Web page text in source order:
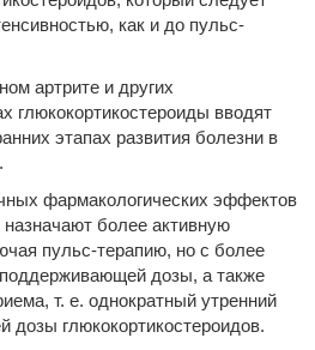
как и до пульс-
артрите и других
глюкокортикостероиды вводят
этапах развития болезни в
фармакологических эффектов
назначают более активную
пульс-терапию, но с более
дозы, а также
т. е. однократный утренний
дозы глюкокортикостероидов.